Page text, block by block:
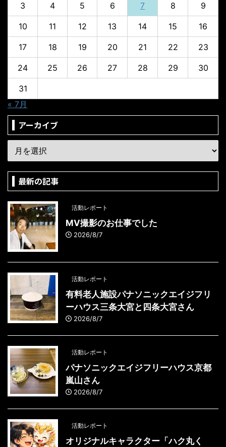
3 4 5 6 7 8 9
10 11 12 13 14 15 16
17 18 19 20 21 22 23
24 25 26 27 28 29 30
31
« 7月
アーカイブ
最新の記事
活動レポート
MV撮影のお仕事でした
2026/8/7
活動レポート
有料老人施設パナソニックエイジフリ
ーハウス三条大宮と四条大宮さん
2026/8/7
活動レポート
パナソニックエイジフリーハウス京都
嵐山さん
2026/8/7
活動レポート
オリジナルキャラクター「ハク丸く